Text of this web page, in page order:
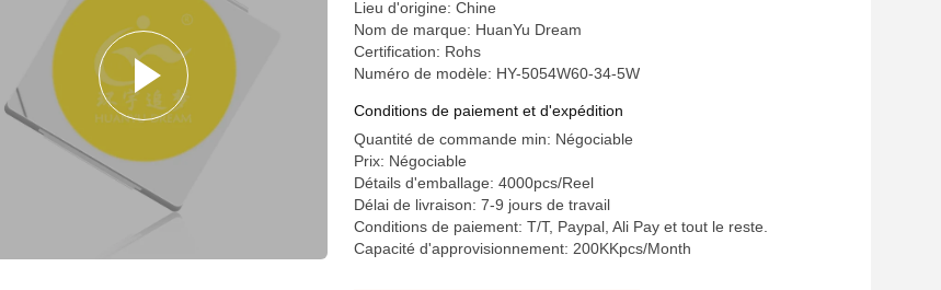
Lieu d'origine: Chine
Nom de marque: HuanYu Dream
Certification: Rohs
Numéro de modèle: HY-5054W60-34-5W
Conditions de paiement et d'expédition
Quantité de commande min: Négociable
Prix: Négociable
Détails d'emballage: 4000pcs/Reel
Délai de livraison: 7-9 jours de travail
Conditions de paiement: T/T, Paypal, Ali Pay et tout le reste.
Capacité d'approvisionnement: 200KKpcs/Month